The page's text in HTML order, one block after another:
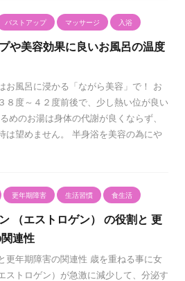
バストアップ マッサージ 入浴
や美容効果に良いお風呂の温度
お風呂に浸かる「ながら美容」で！ お
８度～４２度前後で、少し熱い位が良い
めのお湯は身体の代謝が良くならず、
は望めません。 半身浴を美容の為にや
更年期障害 生活習慣 食生活
（エストロゲン） の役割と 更
連性
更年期障害の関連性 歳を重ねる事に女
ストロゲン）が急激に減少して、分泌す